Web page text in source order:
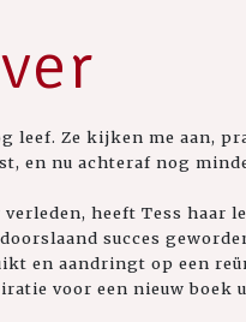
leef. Ze kijken me aan,
en nu achteraf nog
heeft Tess haar
succes
en aandringt op een
voor een nieuw boek